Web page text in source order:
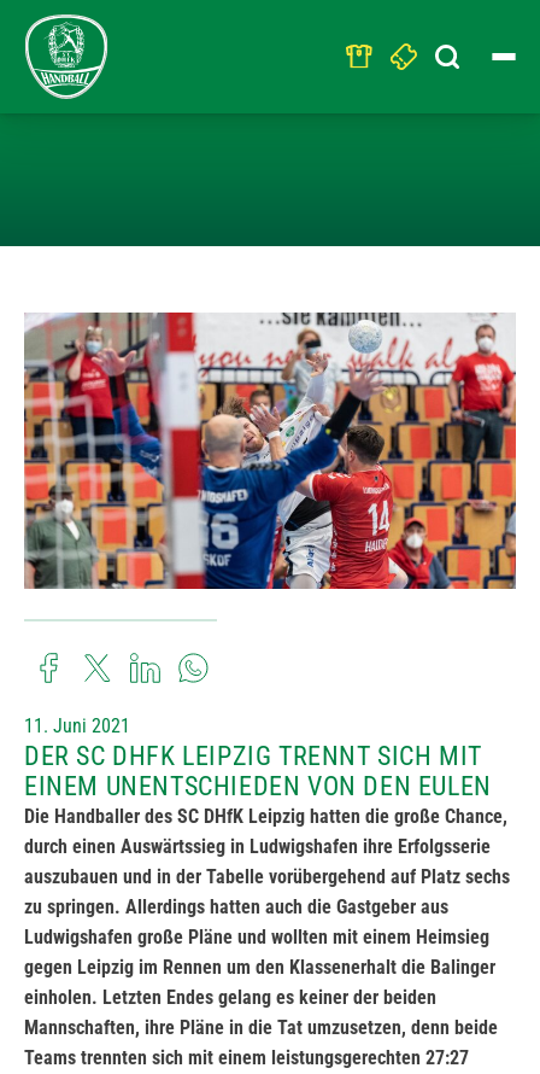
Search
for:
11. Juni 2021
DER SC DHFK LEIPZIG TRENNT SICH MIT
EINEM UNENTSCHIEDEN VON DEN EULEN
Die Handballer des SC DHfK Leipzig hatten die große Chance,
durch einen Auswärtssieg in Ludwigshafen ihre Erfolgsserie
auszubauen und in der Tabelle vorübergehend auf Platz sechs
zu springen. Allerdings hatten auch die Gastgeber aus
Ludwigshafen große Pläne und wollten mit einem Heimsieg
gegen Leipzig im Rennen um den Klassenerhalt die Balinger
einholen. Letzten Endes gelang es keiner der beiden
Mannschaften, ihre Pläne in die Tat umzusetzen, denn beide
Teams trennten sich mit einem leistungsgerechten 27:27